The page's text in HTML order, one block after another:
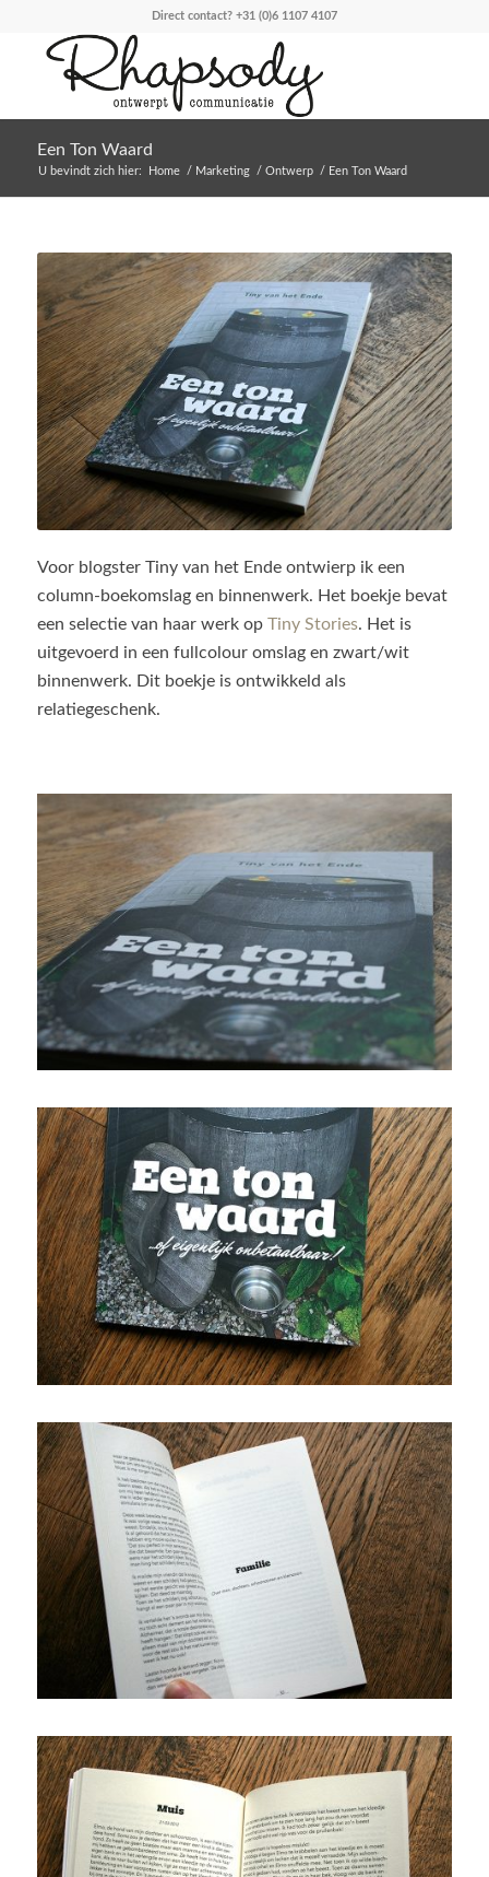
Direct contact? +31 (0)6 1107 4107
Een Ton Waard
U bevindt zich hier: Home / Marketing / Ontwerp / Een Ton Waard
Voor blogster Tiny van het Ende ontwierp ik een
column-boekomslag en binnenwerk. Het boekje bevat
een selectie van haar werk op Tiny Stories. Het is
uitgevoerd in een fullcolour omslag en zwart/wit
binnenwerk. Dit boekje is ontwikkeld als
relatiegeschenk.